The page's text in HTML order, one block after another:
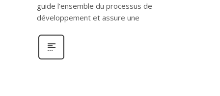
guide l’ensemble du processus de
développement et assure une